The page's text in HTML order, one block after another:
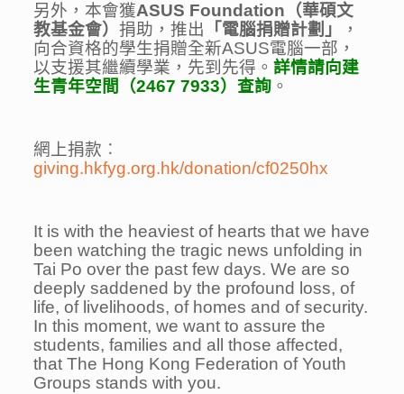
另外，本會獲ASUS Foundation（華碩文
教基金會）捐助，推出 「電腦捐贈計劃」
，
向合資格的學生捐贈全新ASUS電腦一部，
以支援其繼續學業，先到先得。詳情請向建
生青年空間（2467 7933）查詢 。
網上捐款︰
giving.hkfyg.org.hk/donation/cf0250hx
It is with the heaviest of hearts that we have
been watching the tragic news unfolding in
Tai Po over the past few days. We are so
deeply saddened by the profound loss, of
life, of livelihoods, of homes and of security.
In this moment, we want to assure the
students, families and all those affected,
that The Hong Kong Federation of Youth
Groups stands with you.